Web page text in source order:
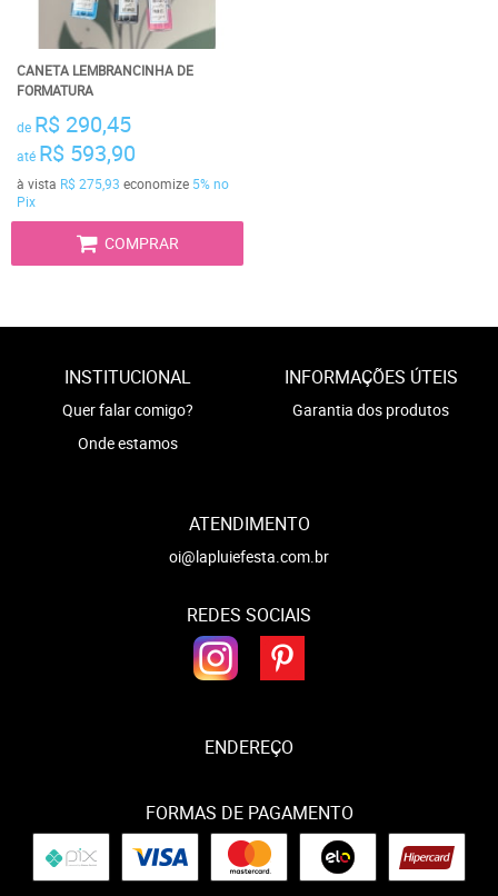
CANETA LEMBRANCINHA DE
FORMATURA
de R$ 290,45
até R$ 593,90
à vista R$ 275,93 economize 5%no
Pix
COMPRAR
INSTITUCIONAL
Quer falar comigo?
Onde estamos
INFORMAÇÕES ÚTEIS
Garantia dos produtos
ATENDIMENTO
oi@lapluiefesta.com.br
REDES SOCIAIS
ENDEREÇO
FORMAS DE PAGAMENTO